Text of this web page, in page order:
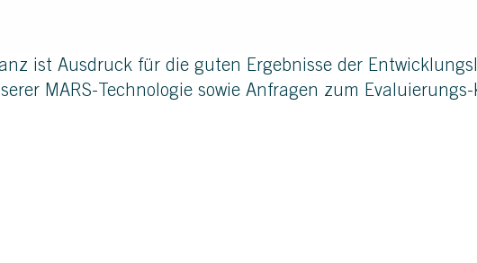
ist Ausdruck für die guten Ergebnisse der
MARS-Technologie sowie Anfragen zum